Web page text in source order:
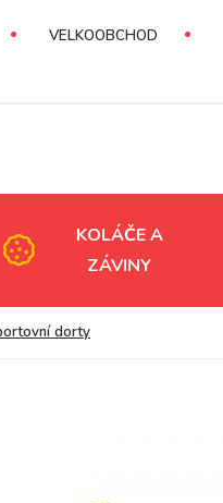
VELKOOBCHOD
KOLÁČE A
ZÁVINY
dorty